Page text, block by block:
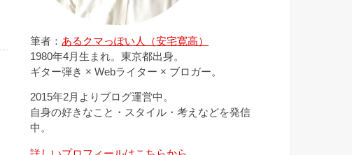
筆者： あるクマっぽい人（安宅寛高）
1980年4月生まれ。東京都出身。
ギター弾き × Webライター × ブロガー。
2015年2月よりブログ運営中。
自身の好きなこと・スタイル・考えなどを発信
中。